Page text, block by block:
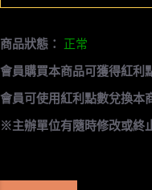
商品狀態： 正常
會員購買本商品可獲得紅利
會員可使用紅利點數兌換本
※主辦單位有隨時修改或終